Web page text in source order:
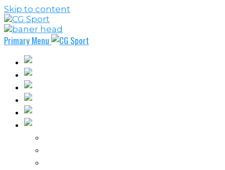
Skip to content
Primary Menu